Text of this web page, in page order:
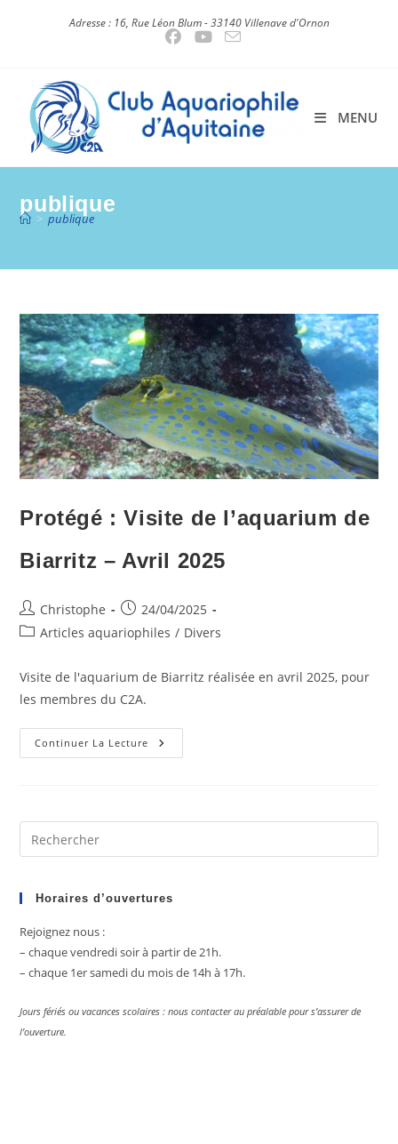
Adresse : 16, Rue Léon Blum - 33140 Villenave d'Ornon
MENU
publique
> publique
Protégé : Visite de l’aquarium de
Biarritz – Avril 2025
Auteur/autrice
de
Christophe
Publication
publiée :
24/04/2025
PostArticles aquariophiles / Divers
Visite de l'aquarium de Biarritz réalisée en avril 2025, pour
les membres du C2A.
Continuer La Lecture Protégé :
Visite
–
Horaires d’ouvertures
Rejoignez nous :
– chaque vendredi soir à partir de 21h.
– chaque 1er samedi du mois de 14h à 17h.
Jours fériés ou vacances scolaires : nous contacter au préalable pour s’assurer de
l’ouverture.